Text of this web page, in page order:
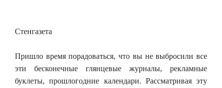
Стенгазета
Пришло время порадоваться, что вы не выбросили все
эти бесконечные глянцевые журналы, рекламные
буклеты, прошлогодние календари. Рассматривая эту